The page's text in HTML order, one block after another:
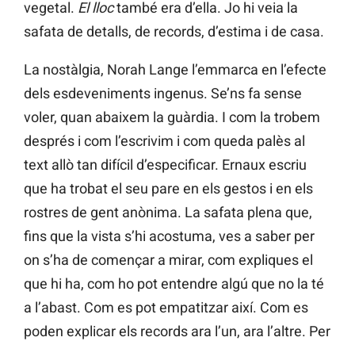
vegetal. El lloctambé era d’ella. Jo hi veia la
safata de detalls, de records, d’estima i de casa.
La nostàlgia, Norah Lange l’emmarca en l’efecte
dels esdeveniments ingenus. Se’ns fa sense
voler, quan abaixem la guàrdia. I com la trobem
després i com l’escrivim i com queda palès al
text allò tan difícil d’especificar. Ernaux escriu
que ha trobat el seu pare en els gestos i en els
rostres de gent anònima. La safata plena que,
fins que la vista s’hi acostuma, ves a saber per
on s’ha de començar a mirar, com expliques el
que hi ha, com ho pot entendre algú que no la té
a l’abast. Com es pot empatitzar així. Com es
poden explicar els records ara l’un, ara l’altre. Per